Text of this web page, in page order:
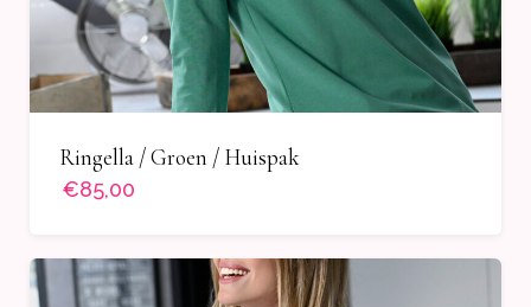
Ringella / Groen / Huispak
€85,00